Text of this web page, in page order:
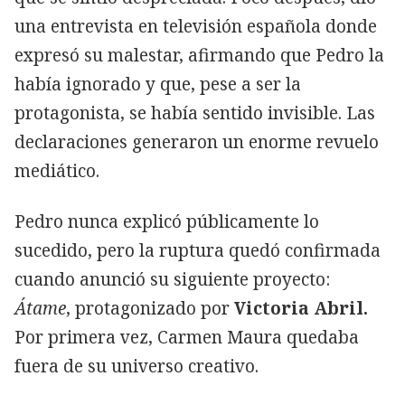
una entrevista en televisión española donde
expresó su malestar, afirmando que Pedro la
había ignorado y que, pese a ser la
protagonista, se había sentido invisible. Las
declaraciones generaron un enorme revuelo
mediático.
Pedro nunca explicó públicamente lo
sucedido, pero la ruptura quedó confirmada
cuando anunció su siguiente proyecto:
Átame, protagonizado porVictoria Abril.
Por primera vez, Carmen Maura quedaba
fuera de su universo creativo.